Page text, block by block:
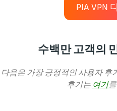
PIA VPN
수백만 고객의
다음은 가장 긍정적인 사용자
후기는여기